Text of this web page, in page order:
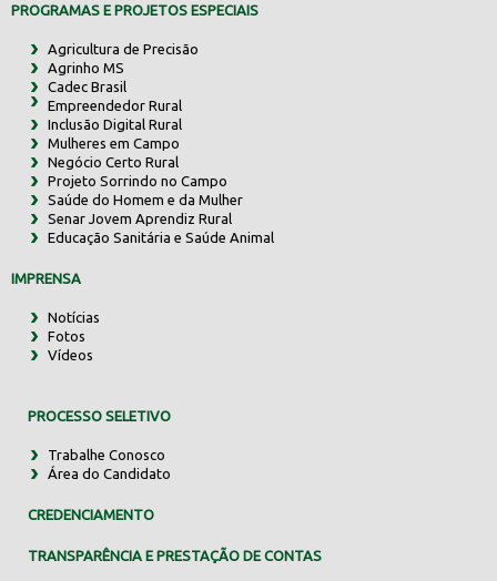
PROGRAMAS E PROJETOS ESPECIAIS
Agricultura de Precisão
Agrinho MS
Cadec Brasil
Empreendedor Rural
Inclusão Digital Rural
Mulheres em Campo
Negócio Certo Rural
Projeto Sorrindo no Campo
Saúde do Homem e da Mulher
Senar Jovem Aprendiz Rural
Educação Sanitária e Saúde Animal
IMPRENSA
Notícias
Fotos
Vídeos
PROCESSO SELETIVO
Trabalhe Conosco
Área do Candidato
CREDENCIAMENTO
TRANSPARÊNCIA E PRESTAÇÃO DE CONTAS